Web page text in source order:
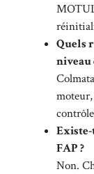
Quels
niveau
FAP ?
Non.